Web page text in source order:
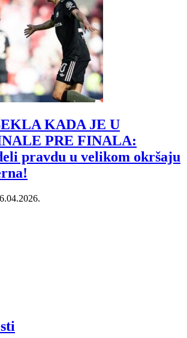
KADA JE U
PRE FINALA:
pravdu u velikom okršaju